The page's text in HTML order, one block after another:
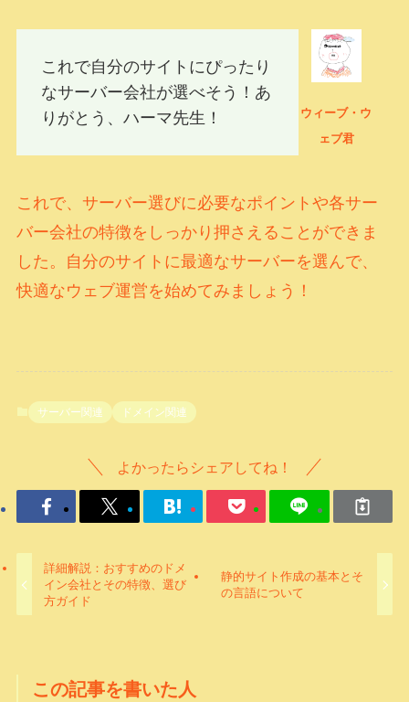
これで自分のサイトにぴったり
なサーバー会社が選べそう！あ
りがとう、ハーマ先生！
ウィーブ・ウ
ェブ君
これで、サーバー選びに必要なポイントや各サー
バー会社の特徴をしっかり押さえることができま
した。自分のサイトに最適なサーバーを選んで、
快適なウェブ運営を始めてみましょう！
サーバー関連 ドメイン関連
よかったらシェアしてね！
詳細解説：おすすめのドメ
イン会社とその特徴、選び
方ガイド
静的サイト作成の基本とそ
の言語について
この記事を書いた人